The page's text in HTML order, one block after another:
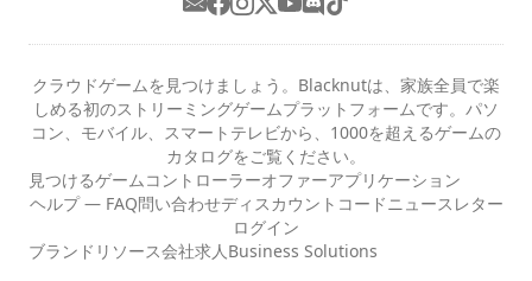
クラウドゲームを見つけましょう。Blacknutは、家族全員で楽
しめる初のストリーミングゲームプラットフォームです。パソ
コン、モバイル、スマートテレビから、1000を超えるゲームの
カタログをご覧ください。
見つけるゲーム コントローラーオファーアプリケーション
ヘルプ — FAQ問い合わせディスカウントコード ニュースレター
ログイン
ブランドリソース会社求人 Business Solutions